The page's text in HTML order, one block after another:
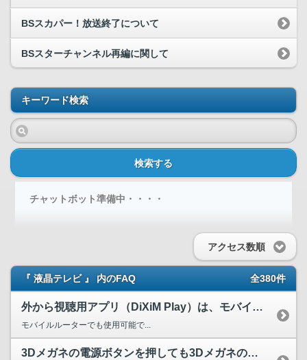
BSスカパー！放送終了について
BSスターチャンネル再編に関して
キーワード検索
検索する
チャットボット準備中・・・・
アクセス数順
『 液晶テレビ 』 内のFAQ 全380件
外から視聴用アプリ（DiXiM Play）は、モバイルルー...
モバイルルーターでも使用可能で...
3Dメガネの電源ボタンを押しても3Dメガネのインジケーター...